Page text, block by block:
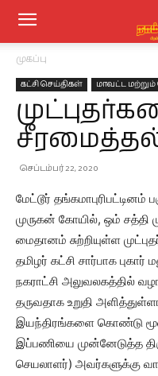
முகப்பு
கட்சி செய்திகள் மாவட்ட மற்றும்
சீரமைத்தல்
செப்டம்பர் 22, 2020
மேட்டூர்
முருகன் கோயில், ஒம் சத்தி
மைதானம் சுற்றியுள்ள
தமிழர் கட்சி சார்பாக
நகராட்சி அலுவலகத்தில்
தருவதாக உறுதி
இயந்திரங்களை கொண்டு
இப்பணியை முன்னேடுத்த
செயலாளர்) அவர்களுக்கு